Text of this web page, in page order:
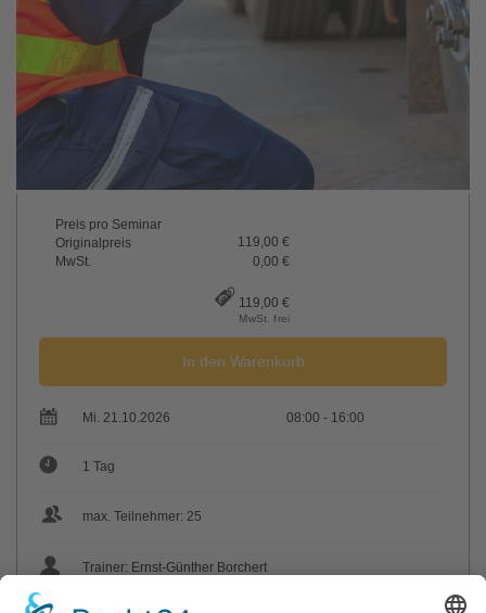
Preis pro Seminar
Originalpreis
119,00 €
MwSt.
0,00 €
119,00 €
MwSt. frei
In den Warenkorb
Mi. 21.10.2026 08:00 - 16:00
1 Tag
max. Teilnehmer: 25
Trainer: Ernst-Günther Borchert